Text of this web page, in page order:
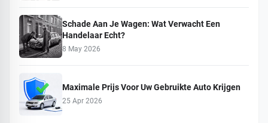
Schade Aan Je Wagen: Wat Verwacht Een
Handelaar Echt?
8 May 2026
Maximale Prijs Voor Uw Gebruikte Auto Krijgen
25 Apr 2026